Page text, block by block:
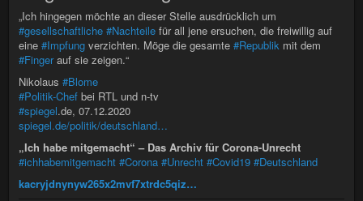
„Ich hingegen möchte an dieser Stelle ausdrücklich um
#gesellschaftliche #Nachteile für all jene ersuchen, die freiwillig auf
eine #Impfung verzichten. Möge die gesamte #Republik mit dem
#Fingerauf sie zeigen.“
Nikolaus #Blome
#Politik-Chef bei RTL und n-tv
#spiegel.de, 07.12.2020
spiegel.de/politik/deutschland…
„Ich habe mitgemacht“ – Das Archiv für Corona-Unrecht
#ichhabemitgemacht #Corona #Unrecht #Covid19 #Deutschland
kacryjdnynyw265x2mvf7xtrdc5qiz…